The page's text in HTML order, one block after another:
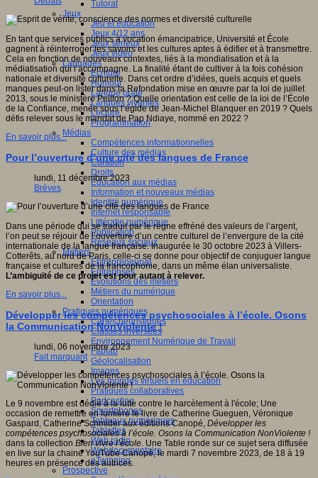
Tutorat
Jeux
Jeu et éducation
Jeux 4/12 ans
Jeux sérieux
Jeux vidéo
Langages
Ecriture
Humour
Langue orale
Langues vivantes
Lecture
Programmation
Médias
Compétences informationnelles
Culture des médias
Curation
Droits
Education aux médias
Information et nouveaux médias
Identité numérique
Internet responsable
Littératie numérique
Publication
Réseaux sociaux
Métiers
Entrepreneuriat
Entreprises
Evolutions des métiers
Métiers du numérique
Orientation
Pratiques numériques
Cartes heuristiques
Classes inversées
Environnement Numérique de Travail
Fablab
Géolocalisation
Images
Les mondes virtuels en éducation
Pratiques collaboratives
Podcasting
Smartphones
Tableaux numériques
Tablettes
Web radio
Webdocumentaire
eTwinning
Prospective
En tant que services publics à vocation émancipatrice, Université et École
gagnent à réinterroger les savoirs et les cultures aptes à édifier et à transmettre.
Cela en fonction de nouveaux contextes, liés à la mondialisation et à la
médiatisation qui l’accompagne. La finalité étant de cultiver à la fois cohésion
nationale et diversité culturelle. Dans cet ordre d’idées, quels acquis et quels
manques peut-on lister dans la Refondation mise en œuvre par la loi de juillet
2013, sous le ministère Peillon ? Quelle orientation est celle de la loi de l’École
de la Confiance, menée sous l’égide de Jean-Michel Blanquer en 2019 ? Quels
défis relever sous le mandat de Pap Ndiaye, nommé en 2022 ?
En savoir plus...
Pour l’ouverture d’une cité des langues de France
lundi, 11 décembre 2023
Brèves
Dans une période qui se traduit par le règne effréné des valeurs de l’argent,
l’on peut se réjouir de l’ouverture d’un centre culturel de l’envergure de la cité
internationale de la langue française. Inaugurée le 30 octobre 2023 à Villers-
Cotterêts, au nord de Paris, celle-ci se donne pour objectif de conjuguer langue
française et cultures de la francophonie, dans un même élan universaliste.
L’ambiguïté de ce projet est pour autant à relever.
En savoir plus...
Développer les compétences psychosociales à l’école. Osons
la Communication NonViolente !
lundi, 06 novembre 2023
Fait marquant
Le 9 novembre est dédié à la lutte contre le harcèlement à l'école; Une
occasion de remettre en lumière le livre de Catherine Gueguen, Véronique
Gaspard, Catherine Schmider aux éditions Canopé, Développer les
compétences psychosociales à l’école. Osons la Communication NonViolente !
dans la collection Bien vivre l’école. Une Table ronde sur ce sujet sera diffusée
en live sur la chaine YouTube Canopé, le mardi 7 novembre 2023, de 18 à 19
heures en présence des autrices.